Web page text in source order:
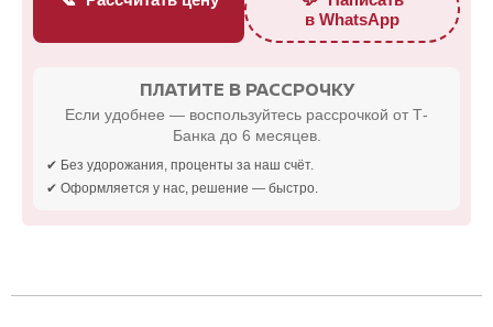
в WhatsApp
ПЛАТИТЕ В РАССРОЧКУ
Если удобнее — воспользуйтесь рассрочкой от Т-
Банка до 6 месяцев.
✔ Без удорожания, проценты за наш счёт.
✔ Оформляется у нас, решение — быстро.